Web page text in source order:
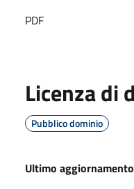
PDF
Licenza di
Pubblico dominio
Ultimo aggiornamento